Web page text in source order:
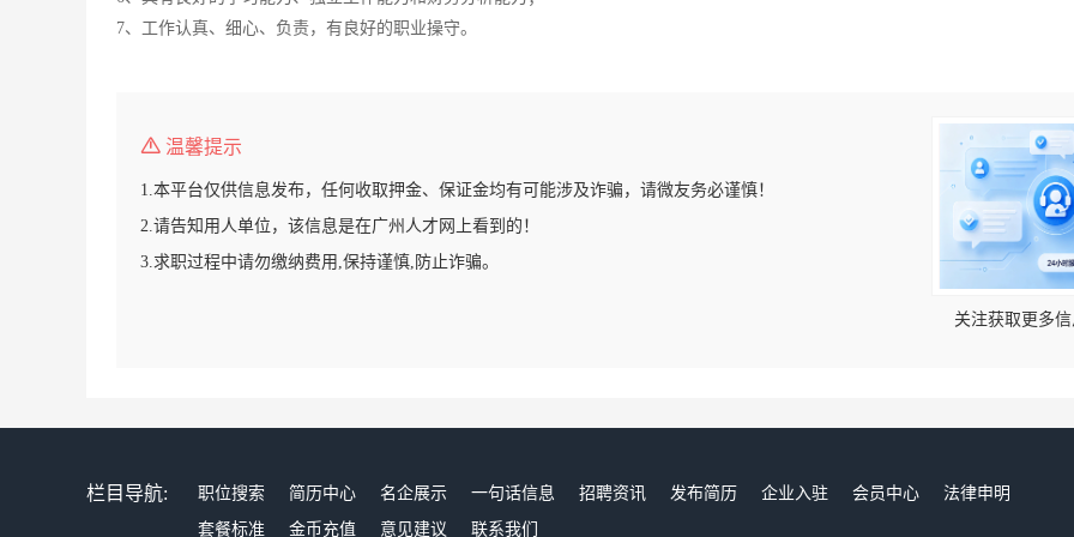
7、工作认真、细心、负责，有良好的职业操守。
温馨提示
1.本平台仅供信息发布，任何收取押金、保证金均有可能涉及诈骗，请微友务必谨慎！
2.请告知用人单位，该信息是在广州人才网上看到的！
3.求职过程中请勿缴纳费用,保持谨慎,防止诈骗。
关注获取更多
栏目导航: 职位搜索 简历中心 名企展示 一句话信息 招聘资讯 发布简历 企业入驻 会员中心
法律申明
套餐标准
金币充值 意见建议 联系我们